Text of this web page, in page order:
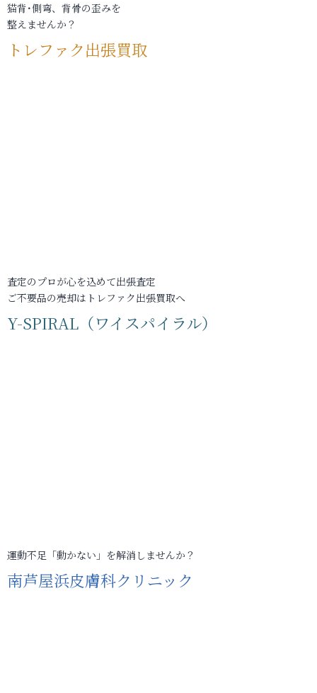
猫背･側弯、背骨の歪みを
整えませんか？
トレファク出張買取
査定のプロが心を込めて出張査定
ご不要品の売却はトレファク出張買取へ
Y-SPIRAL（ワイスパイラル）
運動不足「動かない」を解消しませんか？
南芦屋浜皮膚科クリニック